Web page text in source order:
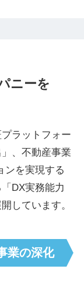
ニーを
ラットフォー
、不動産事業
ンを実現する
DX実務能力
しています。
業の深化